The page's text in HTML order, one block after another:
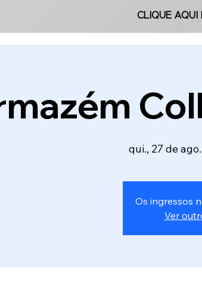
CLIQUE AQUI
CLIQUE AQUI
qui., 27 de ago.
Os ingressos
Ver